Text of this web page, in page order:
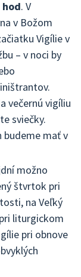
hod. V
v Božom
Vigílie v
– v noci by
večernú vigíliu
sviečky.
budeme mať v
možno
štvrtok pri
na Veľký
liturgickom
pri obnove